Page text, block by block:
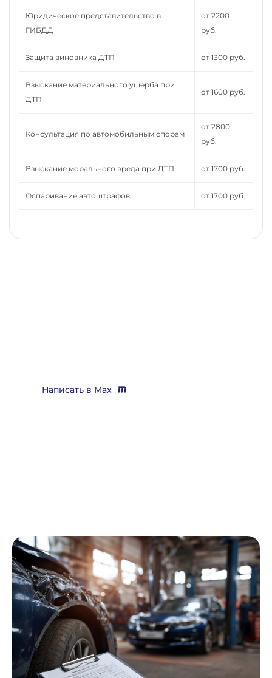
Юридическое представительство в
ГИБДД
от 2200
руб.
Защита виновника ДТП от 1300 руб.
Взыскание материального ущерба при
ДТП
от 1600 руб.
Консультация по автомобильным спорам
от 2800
руб.
Взыскание морального вреда при ДТП от 1700 руб.
Оспаривание автоштрафов от 1700 руб.
Написать в Max